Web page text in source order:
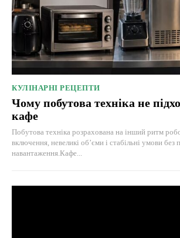
КУЛІНАРНІ РЕЦЕПТИ
Чому побутова техніка не
кафе
Побутова техніка розрахована на інший ритм
включення, невеликі об’єми і стабільні умови без
навантаження.Кафе...